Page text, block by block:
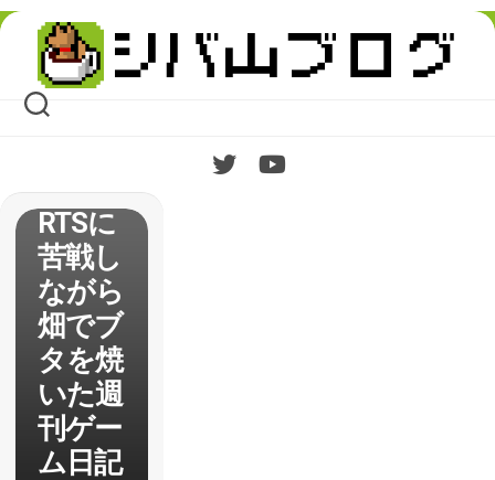
Skip
content
【Toot
h and
Tail】
ない
RTSに
苦戦し
ながら
畑でブ
タを焼
いた週
刊ゲー
ム日記